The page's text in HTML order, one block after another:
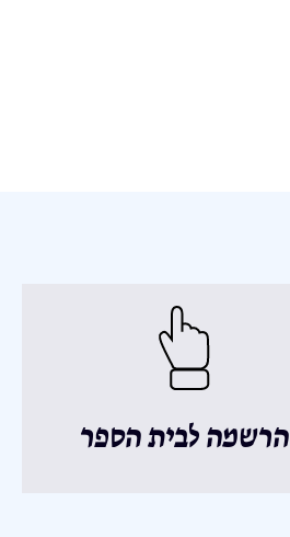
הרשמה לבית הספר